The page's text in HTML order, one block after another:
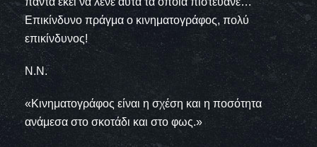
Επικίνδυνο πράγμα ο κινηματογράφος, πολύ
επικίνδυνος!
Ν.Ν.
«Κινηματογράφος είναι η σχέση και η ποσότητα
ανάμεσα στο σκοτάδι και στο φως.»